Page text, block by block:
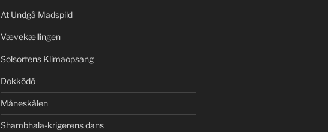
At Undgå Madspild
Vævekællingen
Solsortens Klimaopsang
Dokkōdō
Måneskålen
Shambhala-krigerens dans